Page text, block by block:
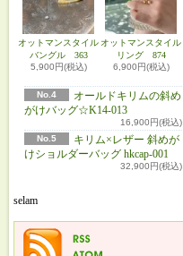
オットマンスタイル
バングル 363
5,900円(税込)
オットマンスタイル
リング 874
6,900円(税込)
No.4
オールドキリムの斜め
がけバッグ☆K14-013
16,900円(税込)
No.5
キリム×レザー 斜めが
けショルダーバッグ hkcap-001
32,900円(税込)
selam